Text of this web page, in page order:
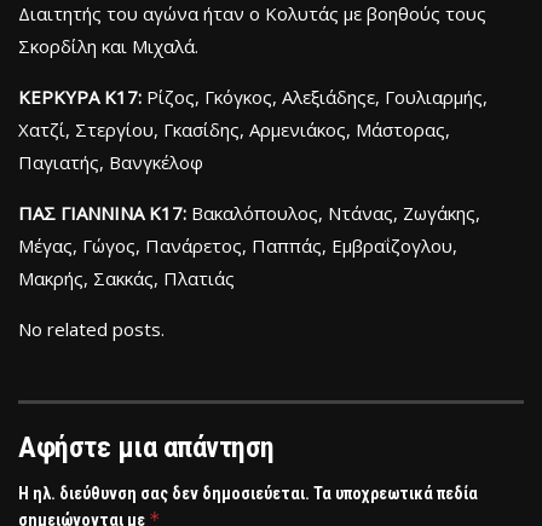
Διαιτητής του αγώνα ήταν ο Κολυτάς με βοηθούς τους
Σκορδίλη και Μιχαλά.
ΚΕΡΚΥΡΑ Κ17: Ρίζος, Γκόγκος, Αλεξιάδηςε, Γουλιαρμής,
Χατζί, Στεργίου, Γκασίδης, Αρμενιάκος, Μάστορας,
Παγιατής, Βανγκέλοφ
ΠΑΣ ΓΙΑΝΝΙΝΑ Κ17: Βακαλόπουλος, Ντάνας, Ζωγάκης,
Μέγας, Γώγος, Πανάρετος, Παππάς, Εμβραΐζογλου,
Μακρής, Σακκάς, Πλατιάς
No related posts.
Αφήστε μια απάντηση
Η ηλ. διεύθυνση σας δεν δημοσιεύεται. Τα υποχρεωτικά πεδία
σημειώνονται με *